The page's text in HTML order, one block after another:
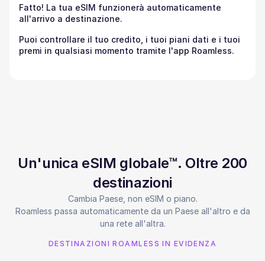
Fatto! La tua eSIM funzionerà automaticamente
all'arrivo a destinazione.
Puoi controllare il tuo credito, i tuoi piani dati e i tuoi
premi in qualsiasi momento tramite l'app Roamless.
Un'unica eSIM globale™. Oltre 200
destinazioni
Cambia Paese, non eSIM o piano.
Roamless passa automaticamente da un Paese all'altro e da
una rete all'altra.
DESTINAZIONI ROAMLESS IN EVIDENZA